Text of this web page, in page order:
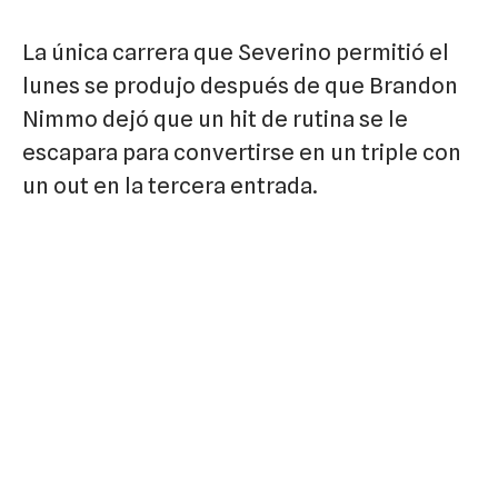
La única carrera que Severino permitió el
lunes se produjo después de que Brandon
Nimmo dejó que un hit de rutina se le
escapara para convertirse en un triple con
un out en la tercera entrada.